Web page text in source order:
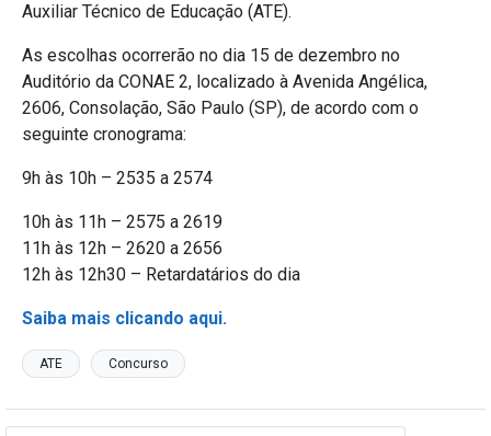
Auxiliar Técnico de Educação (ATE).
As escolhas ocorrerão no dia 15 de dezembro no
Auditório da CONAE 2, localizado à Avenida Angélica,
2606, Consolação, São Paulo (SP), de acordo com o
seguinte cronograma:
9h às 10h – 2535 a 2574
10h às 11h – 2575 a 2619
11h às 12h – 2620 a 2656
12h às 12h30 – Retardatários do dia
Saiba mais clicando aqui.
ATE Concurso